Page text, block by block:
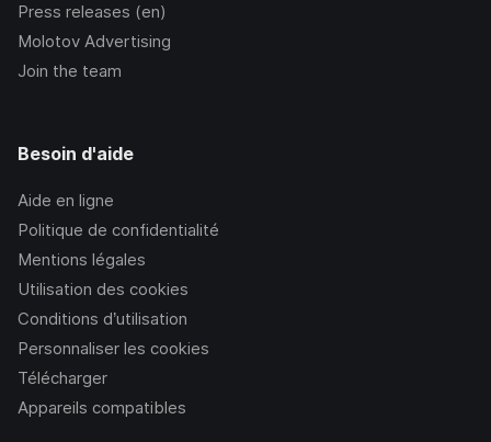
Press releases (en)
Molotov Advertising
Join the team
Besoin d'aide
Aide en ligne
Politique de confidentialité
Mentions légales
Utilisation des cookies
Conditions d’utilisation
Personnaliser les cookies
Télécharger
Appareils compatibles